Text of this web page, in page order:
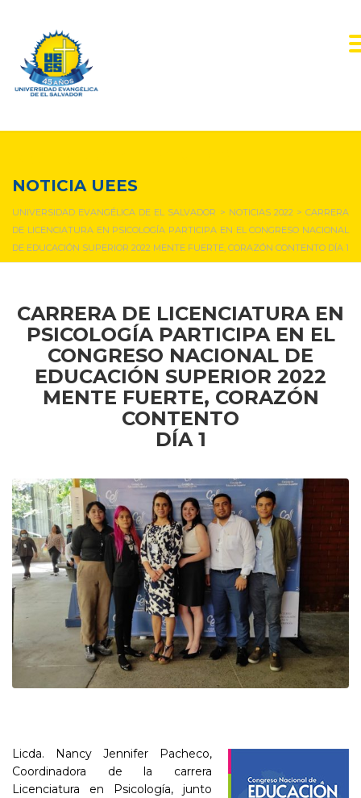
NOTICIA UEES
UNIVERSIDAD EVANGÉLICA DE EL SALVADOR > NOTICIAS 2022>CARRERA
DE LICENCIATURA EN PSICOLOGÍA PARTICIPA EN EL CONGRESO NACIONAL
DE EDUCACIÓN SUPERIOR 2022 MENTE FUERTE, CORAZÓN CONTENTO DÍA 1
CARRERA DE LICENCIATURA EN
PSICOLOGÍA PARTICIPA EN EL
CONGRESO NACIONAL DE
EDUCACIÓN SUPERIOR 2022
MENTE FUERTE, CORAZÓN
CONTENTO
DÍA 1
Licda. Nancy Jennifer Pacheco,
Coordinadora de la carrera
Licenciatura en Psicología, junto